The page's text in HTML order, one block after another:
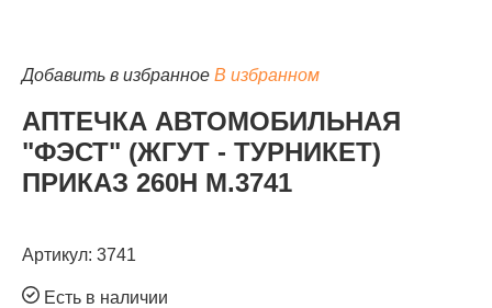
Добавить в избранное В избранном
АПТЕЧКА АВТОМОБИЛЬНАЯ
"ФЭСТ" (ЖГУТ - ТУРНИКЕТ)
ПРИКАЗ 260Н М.3741
Артикул: 3741
Есть в наличии